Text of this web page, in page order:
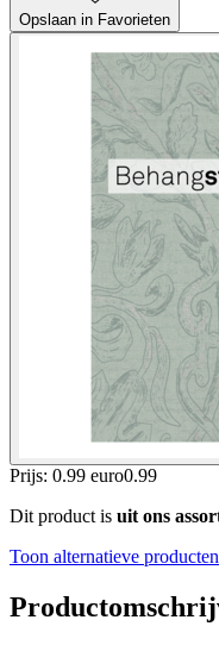
Opslaan in Favorieten
Prijs: 0.99 euro0.99
Dit product is uit ons
Toon alternatieve producten